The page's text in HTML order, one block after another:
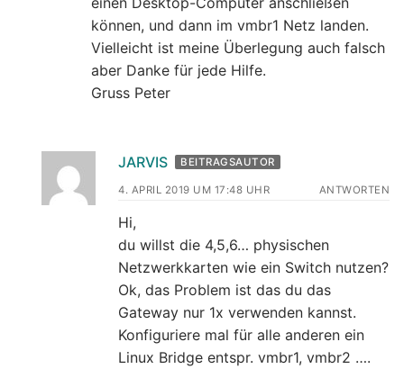
können, und dann im vmbr1 Netz landen.
Vielleicht ist meine Überlegung auch falsch
aber Danke für jede Hilfe.
Gruss Peter
JARVIS BEITRAGSAUTOR
4. APRIL 2019 UM 17:48 UHR ANTWORTEN
Hi,
du willst die 4,5,6… physischen
Netzwerkkarten wie ein Switch nutzen?
Ok, das Problem ist das du das
Gateway nur 1x verwenden kannst.
Konfiguriere mal für alle anderen ein
Linux Bridge entspr. vmbr1, vmbr2 ….